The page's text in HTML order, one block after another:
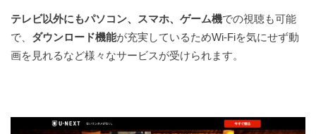
テレビ以外にもパソコン、スマホ、ゲーム機での視聴も可能
で、 ダウンロード機能が充実しているためWi-Fiを気にせず動
画を見れるなど様々なサービスが受けられます。